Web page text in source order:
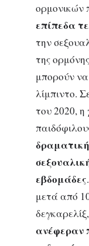
ορμονικών
επίπεδα
την
της
μπορούν
λίμπιντο.
του 2020, η
εβδομάδες
μετά από
ανέφεραν